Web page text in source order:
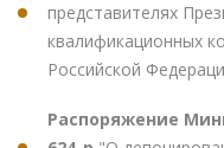
представителях
квалификационных
Российской
Распоряжение